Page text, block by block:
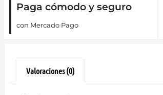
Paga cómodo y seguro
con Mercado Pago
Valoraciones (0)